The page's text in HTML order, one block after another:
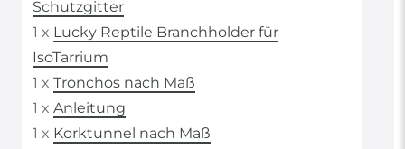
Schutzgitter
1 x Lucky Reptile Branchholder für
IsoTarrium
1 x Tronchos nach Maß
1 x Anleitung
1 x Korktunnel nach Maß